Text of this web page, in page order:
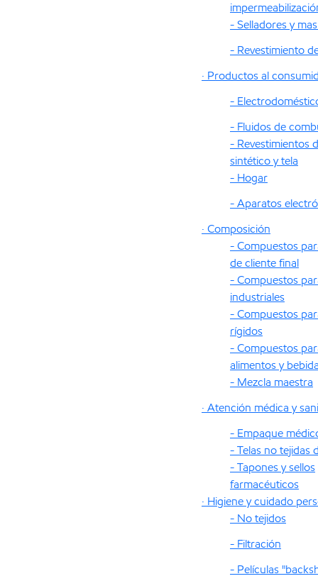
- Selladores y
- Revestimiento
· Productos al
-
- Fluidos de
- Revestimientos
sintético y tela
- Hogar
- Aparatos
· Composición
- Compuestos
de cliente final
- Compuestos
industriales
- Compuestos
rígidos
- Compuestos
alimentos y
- Mezcla maestra
· Atención médica y
- Empaque
- Telas no tejidas
- Tapones y sellos
farmacéuticos
· Higiene y cuidado
- No tejidos
- Filtración
- Películas